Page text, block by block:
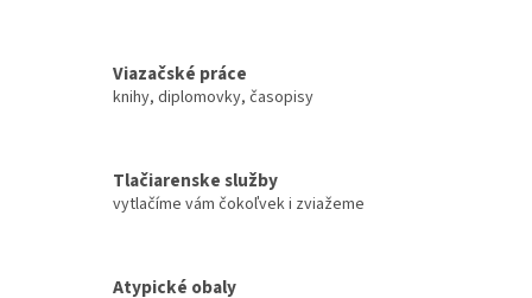
Viazačské práce
knihy, diplomovky, časopisy
Tlačiarenske služby
vytlačíme vám čokoľvek i zviažeme
Atypické obaly